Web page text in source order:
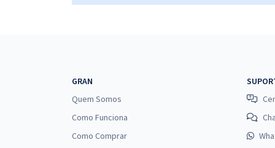
GRAN
Quem Somos
Como Funciona
Como Comprar